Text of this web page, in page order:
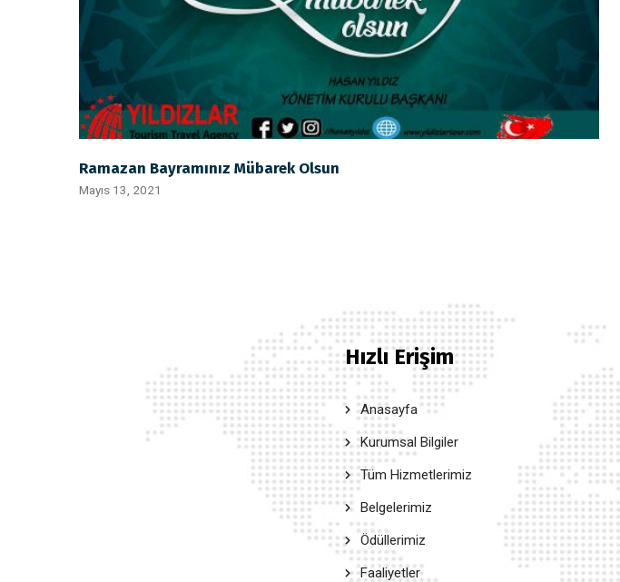
Ramazan Bayramınız Mübarek Olsun
Mayıs 13, 2021
Hızlı Erişim
Anasayfa
Kurumsal Bilgiler
Tüm Hizmetlerimiz
Belgelerimiz
Ödüllerimiz
Faaliyetler